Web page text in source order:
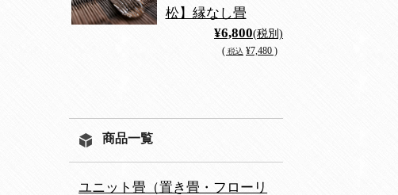
松】縁なし畳
¥6,800(税別)
( 税込 ¥7,480 )
商品一覧
ユニット畳（置き畳・フローリ